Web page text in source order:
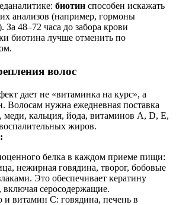
биотин способен искажать
анализов (например, гормоны
48–72 часа до забора крови
биотина лучше отменить по
волос
дает не «витаминка на курс», а
Волосам нужна ежедневная поставка
меди, кальция, йода, витаминов A, D, E,
жиров.
белка в каждом приеме пищи:
нежирная говядина, творог, бобовые
Это обеспечивает кератину
серосодержащие.
и витамин C: говядина, печень в